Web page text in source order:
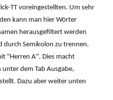
TT voreingestellten. Um sehr
kann man hier Wörter
herausgefiltert werden
durch Semikolon zu trennen.
"Herren A". Dies macht
dem Tab Ausgabe,
Dazu aber weiter unten